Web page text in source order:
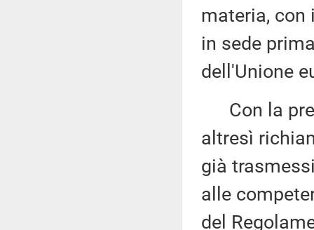
materia, con
in sede
dell'Unione
Con la
altresì
già
alle
del